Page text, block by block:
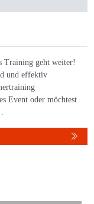
Training geht weiter!
und effektiv
Event oder möchtest